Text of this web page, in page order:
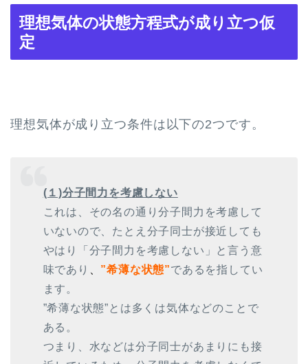
理想気体の状態方程式が成り立つ仮
定
理想気体が成り立つ条件は以下の2つです。
(１)分子間力を考慮しない
これは、その名の通り分子間力を考慮して
いないので、たとえ分子同士が接近しても
やはり「分子間力を考慮しない」と言う意
味であり
”希薄な状態”であるを指してい
ます。
”希薄な状態”とは多くは気体などのことで
ある。
つまり、水などは分子同士があまりにも接